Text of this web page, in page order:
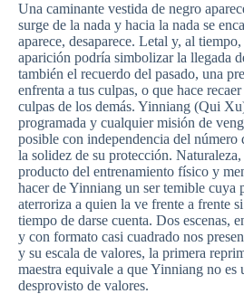
Una caminante vestida de negro
surge de la nada y hacia la nada se
aparece, desaparece. Letal y, al tiempo,
aparición podría simbolizarla llegada
también el recuerdo del pasado, una
enfrenta a tus culpas, o que hace recaer
culpas de los demás. Yinniang (Qui Xu
programada y cualquier misión de
posible con independencia del número
la solidez de su protección. Naturaleza
producto del entrenamiento físico y
hacerdeYinniang un ser temible cuya
aterroriza a quien la ve frente a frente si
tiempo de darse cuenta. Dos escenas,
y con formato casi cuadrado nos
y su escala de valores, la primera
maestra equivale a queYinniang no es
desprovisto de valores.